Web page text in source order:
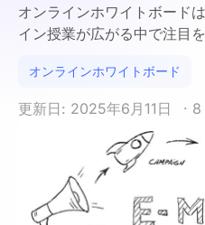
オンラインホワイトボード
イン授業が広がる中で注目
オンラインホワイトボード
更新日: 2025年6月11日 ·